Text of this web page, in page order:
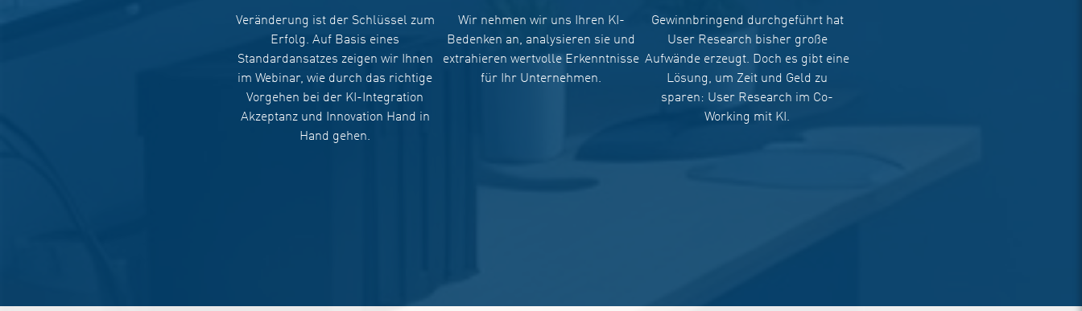
Veränderung ist der Schlüssel zum
Erfolg. Auf Basis eines
Standardansatzes zeigen wir Ihnen
im Webinar, wie durch das richtige
Vorgehen bei der KI-Integration
Akzeptanz und Innovation Hand in
Hand gehen.
Wir nehmen wir uns Ihren KI-
Bedenken an, analysieren sie und
extrahieren wertvolle Erkenntnisse
für Ihr Unternehmen.
Gewinnbringend durchgeführt hat
User Research bisher große
Aufwände erzeugt. Doch es gibt eine
Lösung, um Zeit und Geld zu
sparen: User Research im Co-
Working mit KI.